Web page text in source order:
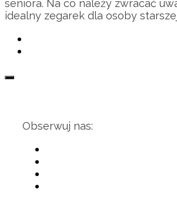
seniora. Na co należy zwracać
idealny zegarek dla osoby
Obserwuj nas: